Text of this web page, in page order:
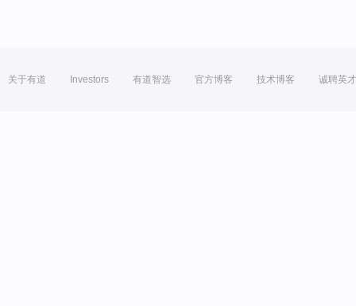
关于有道 Investors 有道智选 官方博客 技术博客 诚聘英才